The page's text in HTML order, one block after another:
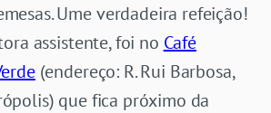
Ume verdadeira refeição!
assistente, foi no Café
(endereço: R. Rui Barbosa,
que fica próximo da